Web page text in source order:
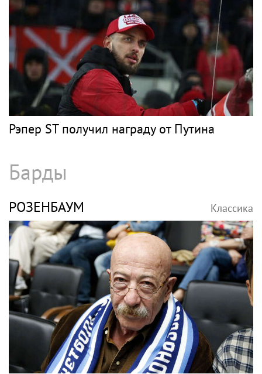
Рэпер ST получил награду от Путина
Барды
РОЗЕНБАУМ Классика